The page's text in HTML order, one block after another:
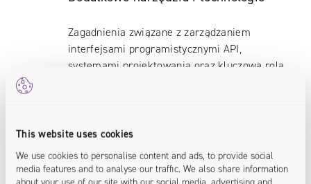
This website uses cookies
We use cookies to personalise content and ads, to provide social
media features and to analyse our traffic. We also share information
Zagadnienia związane z zarządzaniem
interfejsami programistycznymi API,
systemami projektowania oraz kluczową rolą